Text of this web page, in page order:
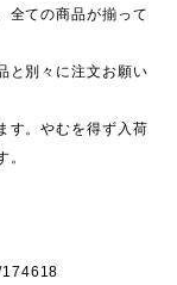
全ての商品が揃って
と別々に注文お願い
す。やむを得ず入荷